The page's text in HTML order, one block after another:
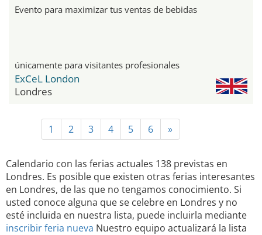
Evento para maximizar tus ventas de bebidas
únicamente para visitantes profesionales
ExCeL London
Londres
1 2 3 4 5 6 »
Calendario con las ferias actuales 138 previstas en
Londres. Es posible que existen otras ferias interesantes
en Londres, de las que no tengamos conocimiento. Si
usted conoce alguna que se celebre en Londres y no
esté incluida en nuestra lista, puede incluirla mediante
inscribir feria nueva Nuestro equipo actualizará la lista